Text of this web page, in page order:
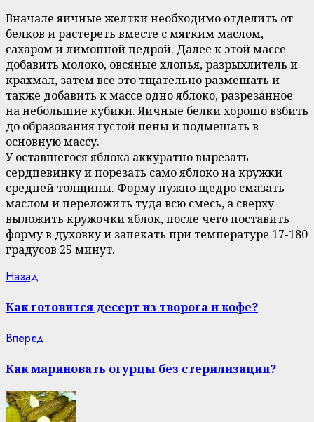
Вначале яичные желтки необходимо отделить от
белков и растереть вместе с мягким маслом,
сахаром и лимонной цедрой. Далее к этой массе
добавить молоко, овсяные хлопья, разрыхлитель и
крахмал, затем все это тщательно размешать и
также добавить к массе одно яблоко, разрезанное
на небольшие кубики. Яичные белки хорошо взбить
до образования густой пены и подмешать в
основную массу.
У оставшегося яблока аккуратно вырезать
сердцевинку и порезать само яблоко на кружки
средней толщины. Форму нужно щедро смазать
маслом и переложить туда всю смесь, а сверху
выложить кружочки яблок, после чего поставить
форму в духовку и запекать при температуре 17-180
градусов 25 минут.
Continue
Reading
Назад
Как готовится десерт из творога и кофе?
Вперед
Как мариновать огурцы без стерилизации?